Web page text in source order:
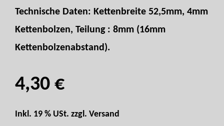
Technische Daten: Kettenbreite 52,5mm, 4mm
Kettenbolzen, Teilung : 8mm (16mm
Kettenbolzenabstand).
4,30 €
Inkl. 19 % USt. zzgl. Versand